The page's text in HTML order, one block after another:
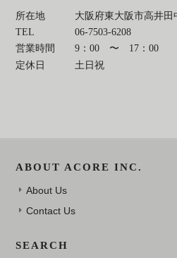
所在地
大阪府東大阪市高井田
TEL
06-7503-6208
営業時間
9：00 〜 17：00
定休日
土日祝
ABOUT ACORE INC.
About Us
Contact Us
SEARCH